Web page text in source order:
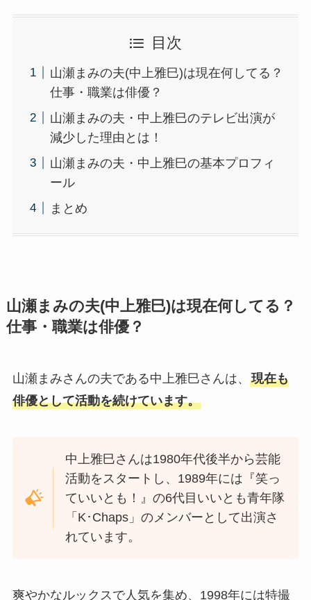
目次
山瀬まみの夫(中上雅巳)は現在何してる？
仕事・職業は俳優？
山瀬まみの夫・中上雅巳のテレビ出演が
減少した理由とは！
山瀬まみの夫・中上雅巳の基本プロフィ
ール
まとめ
山瀬まみの夫(中上雅巳)は現在何してる？
仕事・職業は俳優？
山瀬まみさんの夫である中上雅巳さんは、 現在も
俳優として活動を続けています。
中上雅巳さんは1980年代後半から芸能
活動をスタートし、1989年には『笑っ
ていいとも！』の6代目いいとも青年隊
「K･Chaps」のメンバーとして出演さ
れています。
爽やかなルックスで人気を集め、1998年には特撮